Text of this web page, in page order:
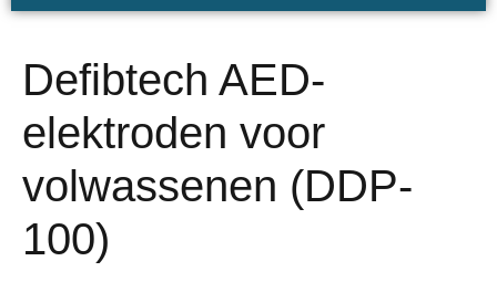
Defibtech AED-
elektroden voor
volwassenen (DDP-
100)